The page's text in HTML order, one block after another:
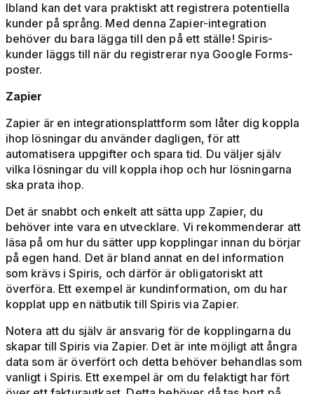
Ibland kan det vara praktiskt att registrera potentiella
kunder på språng. Med denna Zapier-integration
behöver du bara lägga till den på ett ställe! Spiris-
kunder läggs till när du registrerar nya Google Forms-
poster.
Zapier
Zapier är en integrationsplattform som låter dig koppla
ihop lösningar du använder dagligen, för att
automatisera uppgifter och spara tid. Du väljer själv
vilka lösningar du vill koppla ihop och hur lösningarna
ska prata ihop.
Det är snabbt och enkelt att sätta upp Zapier, du
behöver inte vara en utvecklare. Vi rekommenderar att
läsa på om hur du sätter upp kopplingar innan du börjar
på egen hand. Det är bland annat en del information
som krävs i Spiris, och därför är obligatoriskt att
överföra. Ett exempel är kundinformation, om du har
kopplat upp en nätbutik till Spiris via Zapier.
Notera att du själv är ansvarig för de kopplingarna du
skapar till Spiris via Zapier. Det är inte möjligt att ångra
data som är överfört och detta behöver behandlas som
vanligt i Spiris. Ett exempel är om du felaktigt har fört